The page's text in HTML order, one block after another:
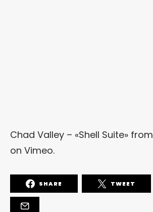
Chad Valley – «Shell Suite» from
on Vimeo.
SHARE TWEET